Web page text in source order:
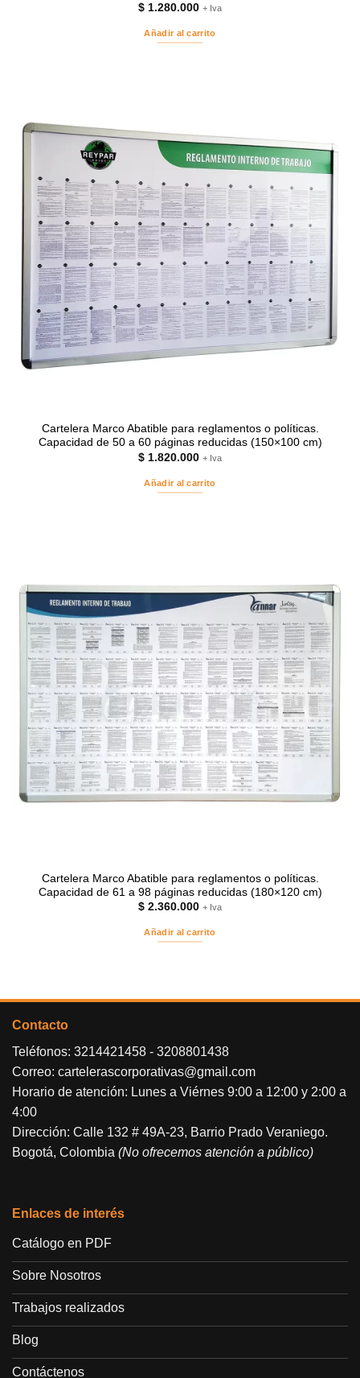
$ 1.280.000 + Iva
Añadir al carrito
Cartelera Marco Abatible para reglamentos o políticas.
Capacidad de 50 a 60 páginas reducidas (150×100 cm)
$ 1.820.000 + Iva
Añadir al carrito
Cartelera Marco Abatible para reglamentos o políticas.
Capacidad de 61 a 98 páginas reducidas (180×120 cm)
$ 2.360.000 + Iva
Añadir al carrito
Contacto
Teléfonos: 3214421458 - 3208801438
Correo: cartelerascorporativas@gmail.com
Horario de atención: Lunes a Viérnes 9:00 a 12:00 y 2:00 a
4:00
Dirección: Calle 132 # 49A-23, Barrio Prado Veraniego.
Bogotá, Colombia (No ofrecemos atención a público)
Enlaces de interés
Catálogo en PDF
Sobre Nosotros
Trabajos realizados
Blog
Contáctenos